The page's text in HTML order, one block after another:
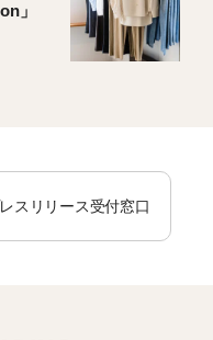
」
スリリース受付窓口